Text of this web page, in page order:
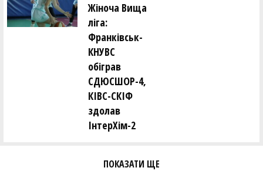
Жіноча Вища
ліга:
Франківськ-
КНУВС
обіграв
СДЮСШОР-4,
КІВС-СКІФ
здолав
ІнтерХім-2
ПОКАЗАТИ ЩЕ